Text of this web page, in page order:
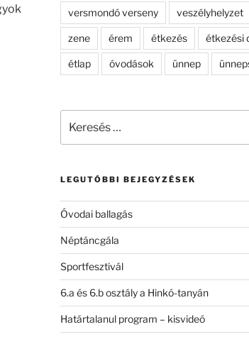
versmondó verseny veszélyhelyzet
zene érem étkezés étkezési
étlap óvodások ünnep
következő
LEGUTÓBBI BEJEGYZÉSEK
Óvodai ballagás
Néptáncgála
Sportfesztivál
6.a és 6.b osztály a Hinkó-tanyán
Határtalanul program – kisvideó